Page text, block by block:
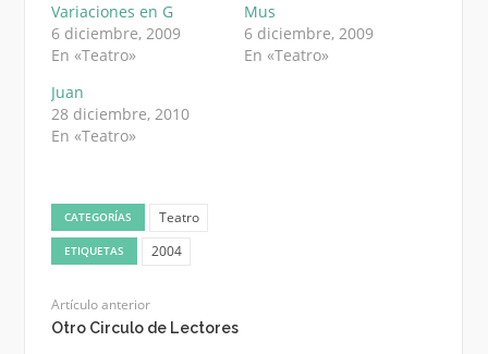
Variaciones en G
6 diciembre, 2009
En «Teatro»
Mus
6 diciembre, 2009
En «Teatro»
Juan
28 diciembre, 2010
En «Teatro»
CATEGORÍAS Teatro
ETIQUETAS 2004
Artículo anterior
Otro Circulo de Lectores